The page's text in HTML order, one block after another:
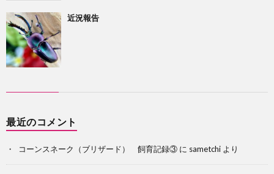
近況報告
最近のコメント
コーンスネーク（ブリザード） 飼育記録③ に sametchi より